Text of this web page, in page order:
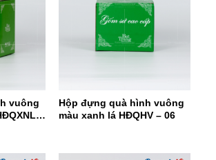
vuông
–
Hộp đựng quà hình vuông
màu xanh lá HĐQHV – 06